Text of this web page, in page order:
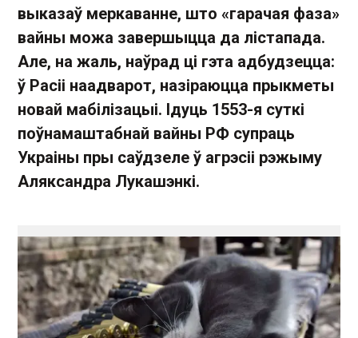
выказаў меркаванне, што «гарачая фаза»
вайны можа завершыцца да лістапада.
Але, на жаль, наўрад ці гэта адбудзецца:
ў Расіі наадварот, назіраюцца прыкметы
новай мабілізацыі. Ідуць 1553-я суткі
поўнамаштабнай вайны РФ супраць
Украіны пры саўдзеле ў агрэсіі рэжыму
Аляксандра Лукашэнкі.